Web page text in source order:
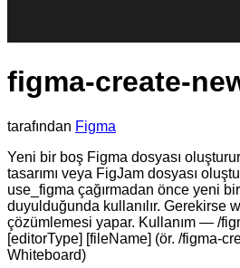
figma-create-
tarafından Figma
Yeni bir boş Figma dosyası
tasarımı veya FigJam dosyası
use_figma çağırmadan önce yeni
duyulduğunda kullanılır. Gerekirse
çözümlemesi yapar. Kullanım — /
[editorType] [fileName] (ör. /figma-
Whiteboard)